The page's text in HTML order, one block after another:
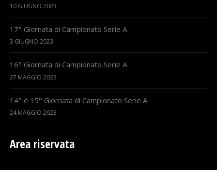
10 GIUGNO 2023
17° Giornata di Campionato Serie A
3 GIUGNO 2023
16° Giornata di Campionato Serie A
27 MAGGIO 2023
14° e 15° Giornata di Campionato Serie A
24 MAGGIO 2023
Area riservata